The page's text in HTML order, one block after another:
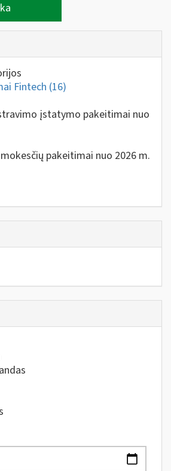
Fintech (16)
įstatymo pakeitimai nuo
pakeitimai nuo 2026 m.